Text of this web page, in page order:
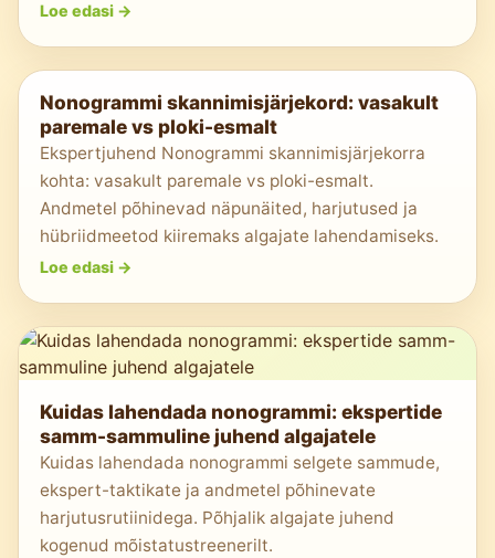
Loe edasi ->
Nonogrammi skannimisjärjekord: vasakult
paremale vs ploki-esmalt
Ekspertjuhend Nonogrammi skannimisjärjekorra
kohta: vasakult paremale vs ploki-esmalt.
Andmetel põhinevad näpunäited, harjutused ja
hübriidmeetod kiiremaks algajate lahendamiseks.
Loe edasi ->
Kuidas lahendada nonogrammi: ekspertide
samm-sammuline juhend algajatele
Kuidas lahendada nonogrammi selgete sammude,
ekspert-taktikate ja andmetel põhinevate
harjutusrutiinidega. Põhjalik algajate juhend
kogenud mõistatustreenerilt.